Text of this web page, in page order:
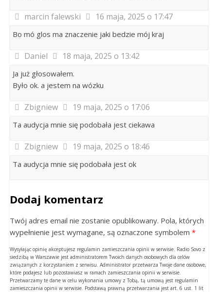
marcin falewski 16 maja, 2025 o 17:47
Bo mó glos ma znaczenie jaki bedzie mój kraj
Daniel 18 maja, 2025 o 13:42
Ja już głosowałem.
Było ok. a jestem na wózku
Zbigniew 19 maja, 2025 o 17:06
Ta audycja mnie się podobała jest ciekawa
Zbigniew 19 maja, 2025 o 18:46
Ta audycja mnie się podobała jest ok
Dodaj komentarz
Twój adres email nie zostanie opublikowany. Pola, których
wypełnienie jest wymagane, są oznaczone symbolem *
Wysyłając opinię akceptujesz regulamin zamieszczania opinii w serwisie. Radio Sovo z
siedzibą w Warszawie jest administratorem Twoich danych osobowych dla celów
związanych z korzystaniem z serwisu. Administrator przetwarza Twoje dane osobowe,
które podajesz lub pozostawiasz w ramach zamieszczania opinii w serwisie.
Przetwarzamy te dane w celu wykonania umowy z Tobą, tą umową jest regulamin
zamieszczania opinii w serwisie. Podstawą prawną przetwarzania jest art. 6 ust. 1 lit